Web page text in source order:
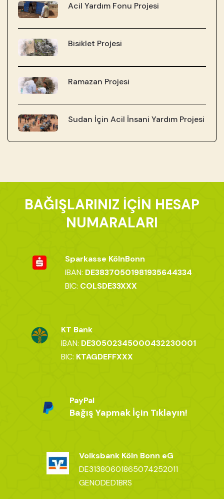
Acil Yardım Fonu Projesi
Bisiklet Projesi
Ramazan Projesi
Sudan İçin Acil İnsani Yardım Projesi
BAĞIŞLARINIZ İÇİN HESAP
NUMARALARI
Sparkasse KölnBonn
IBAN: DE38370501981935644334
BIC: COLSDE33XXX
KT Bank
IBAN: DE30502345000432230001
BIC: KTAGDEFFXXX
PayPal
Bağış Yapmak İçin Tıklayın!
Volksbank Köln Bonn eG
DE31380601865074252011
GENODED1BRS